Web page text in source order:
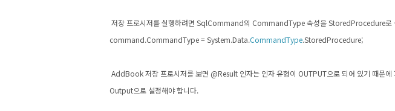
저장 프로시저를 실행하려면 SqlCommand의 CommandType속성을StoredProcedure로
command.CommandType = System.Data.CommandType.StoredProcedure;
AddBook저장 프로시저를 보면 @Result 인자는 인자 유형이 OUTPUT으로 되어 있기 때문
Output으로 설정해야 합니다.